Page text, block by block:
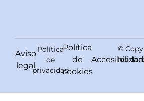
©
los
Aviso
legal
Política
de
privacidad
Política
de
cookies
Accesibilidad